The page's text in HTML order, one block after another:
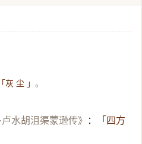
「灰 尘 」。
卢水胡沮渠蒙逊传》 ：
「四方